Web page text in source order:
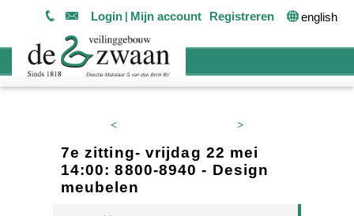
Login Mijn account Registreren english
< >
7e zitting- vrijdag 22 mei
14:00: 8800-8940 - Design
meubelen